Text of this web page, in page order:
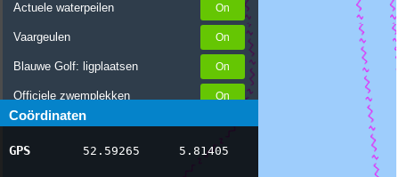
Actuele waterpeilen
Vaargeulen
Blauwe Golf: ligplaatsen
Officiele zwemplekken
Stremmingen/hinder
AIS scheepsposities
Coördinaten
GPS 52.59265 5.81405